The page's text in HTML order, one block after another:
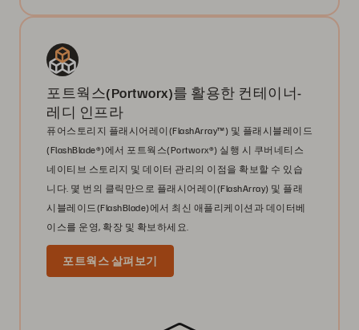
포트웍스(Portworx)를 활용한 컨테이너-
레디 인프라
퓨어스토리지 플래시어레이(FlashArray™) 및 플래시블레이드
(FlashBlade®)에서 포트웍스(Portworx®) 실행 시 쿠버네티스
네이티브 스토리지 및 데이터 관리의 이점을 확보할 수 있습
니다. 몇 번의 클릭만으로 플래시어레이(FlashArray) 및 플래
시블레이드(FlashBlade)에서 최신 애플리케이션과 데이터베
이스를 운영, 확장 및 확보하세요.
포트웍스 살펴보기